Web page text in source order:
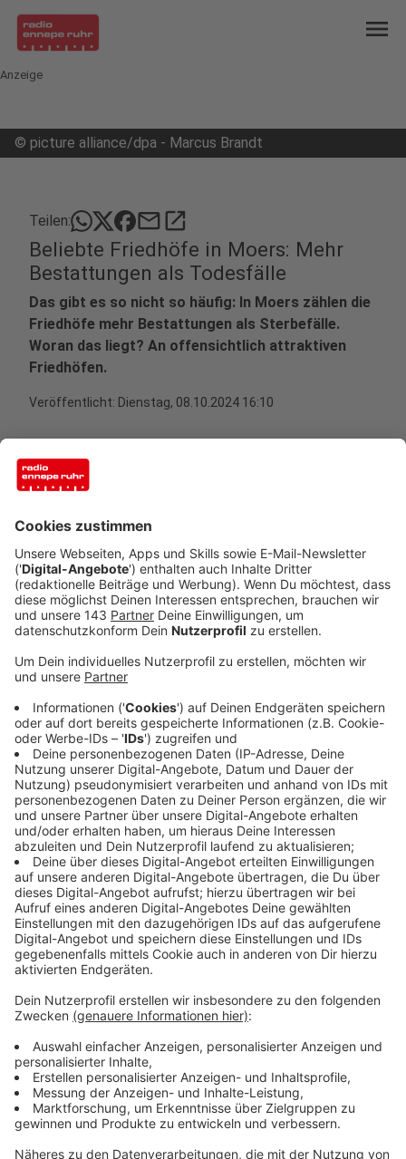
menu
Anzeige
© picture alliance/dpa - Marcus Brandt
Teilen: mailopen_in_new
Beliebte Friedhöfe in Moers: Mehr
Bestattungen als Todesfälle
Das gibt es so nicht so häufig: In Moers zählen die
Friedhöfe mehr Bestattungen als Sterbefälle.
Woran das liegt? An offensichtlich attraktiven
Friedhöfen.
Veröffentlicht: Dienstag, 08.10.2024 16:10
In Moers am Niederrhein scheint man gerne bestattet
zu werden. Das zumindest ist die Schlussfolgerung
aus der Tatsache, dass es im Jahr 2023 mehr
registrierte Bestattungen (1151) als Todesfälle
(1086) gab. DieEnni Stadt & Service, Betreiberin der
insgesamt zehn Friedhöfe in der Stadt Moers, zieht
die Friedhöfe als hochwertige Grünanlagen erhalten.
mit ihrem hohen Anteil an Wiesen und Bäumen grüne
Lungen der Stadt. Enni betreibt und verwaltet diese
Friedhöfe, auf denen jährlich rund 1.100 Bestattungen
stattfinden", sagt der Energieversorger und
Dienstleister am Niederrhein auf der eigenen
Homepage.
Anzeige
Friedhofsgärtner: Pflege und
Bestattungsmöglichkeiten wichtig
Anzeige
Wir haben vor Ort nachgefragt und mit Marcus
Biermannn einen Friedhofsgärtner gesprochen. Er
betreibt in vierter Generation"Blumen Biermann".
Jeden Tag werde sich auf den Friedhöfen um die
Grabpflege gekümmert. Gerade vor Allerheiligen sei
Hochsaison. Auf die Frage, warum die Friedhöfe in